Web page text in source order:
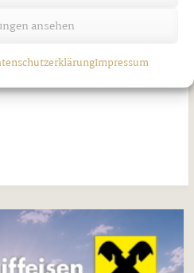
ansehen
Impressum